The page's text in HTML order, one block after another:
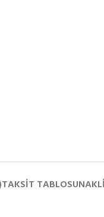
TAKSIT TABLOSU